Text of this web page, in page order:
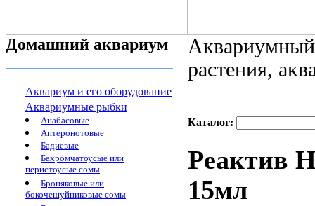
Домашний аквариум
Аквариум и его оборудование
Аквариумные рыбки
Анабасовые
Аптеронотовые
Бадиевые
Бахромчатоусые или
перистоусые сомы
Броняковые или
бокочешуйниковые сомы
растения,
Каталог:
Реактив
15мл